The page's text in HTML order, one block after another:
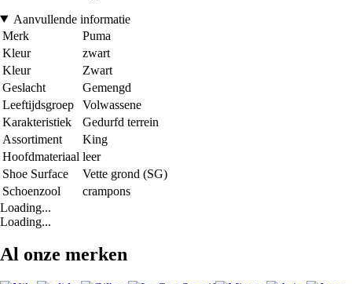
Aanvullende informatie
Merk
Puma
Kleur
zwart
Kleur
Zwart
Geslacht
Gemengd
Leeftijdsgroep
Volwassene
Karakteristiek
Gedurfd terrein
Assortiment
King
Hoofdmateriaal leer
Shoe Surface
Vette grond (SG)
Schoenzool
crampons
Loading...
Loading...
Al onze merken